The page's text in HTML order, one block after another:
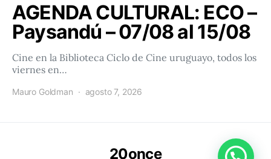
AGENDA CULTURAL: ECO –
Paysandú – 07/08 al 15/08
Cine en la Biblioteca Ciclo de Cine uruguayo, todos los
viernes en…
Mauro Goldman agosto 7, 2026
20once